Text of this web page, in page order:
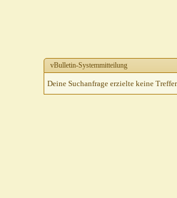
vBulletin-Systemmitteilung
Deine Suchanfrage erzielte keine